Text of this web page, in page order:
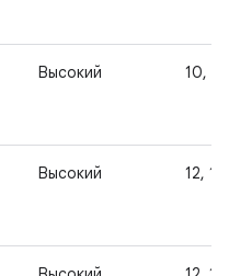
Высокий 10,
Высокий 12,